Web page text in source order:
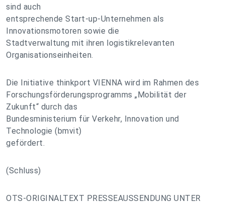
sind auch
entsprechende Start-up-Unternehmen als
Innovationsmotoren sowie die
Stadtverwaltung mit ihren logistikrelevanten
Organisationseinheiten.
Die Initiative thinkport VIENNA wird im Rahmen des
Forschungsförderungsprogramms „Mobilität der
Zukunft“ durch das
Bundesministerium für Verkehr, Innovation und
Technologie (bmvit)
gefördert.
(Schluss)
OTS-ORIGINALTEXT PRESSEAUSSENDUNG UNTER